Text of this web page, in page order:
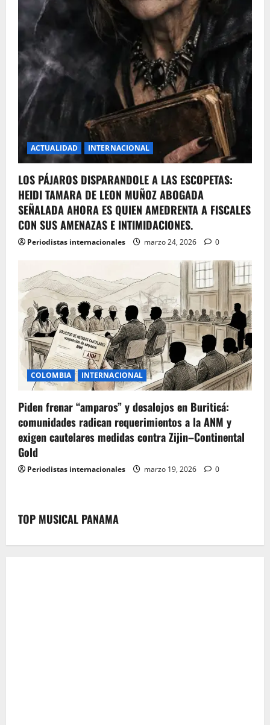
ACTUALIDAD INTERNACIONAL
LOS PÁJAROS DISPARANDOLE A LAS ESCOPETAS:
HEIDI TAMARA DE LEON MUÑOZ ABOGADA
SEÑALADA AHORA ES QUIEN AMEDRENTA A FISCALES
CON SUS AMENAZAS E INTIMIDACIONES.
Periodistas internacionales marzo 24, 2026 0
COLOMBIA INTERNACIONAL
Piden frenar “amparos” y desalojos en Buriticá:
comunidades radican requerimientos a la ANM y
exigen cautelares medidas contra Zijin–Continental
Gold
Periodistas internacionales marzo 19, 2026 0
TOP MUSICAL PANAMA